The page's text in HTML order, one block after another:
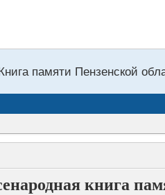
памяти Пензенской
книга